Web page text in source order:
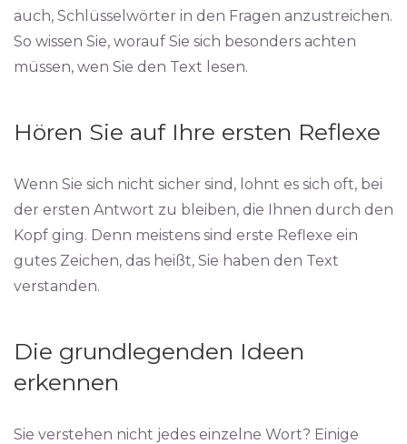
auch, Schlüsselwörter in den Fragen anzustreichen.
So wissen Sie, worauf Sie sich besonders achten
müssen, wen Sie den Text lesen.
Hören Sie auf Ihre ersten Reflexe
Wenn Sie sich nicht sicher sind, lohnt es sich oft, bei
der ersten Antwort zu bleiben, die Ihnen durch den
Kopf ging. Denn meistens sind erste Reflexe ein
gutes Zeichen, das heißt, Sie haben den Text
verstanden.
Die grundlegenden Ideen
erkennen
Sie verstehen nicht jedes einzelne Wort? Einige